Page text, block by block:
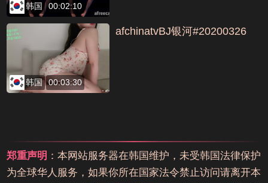
韩国 00:02:10
韩国 00:03:30
afchinatvBJ银河#20200326
郑重声明 ：本网站服务器在韩国维护，未受韩国法律保护
为全球华人服务，如果你所在国家法令禁止访问请离开本